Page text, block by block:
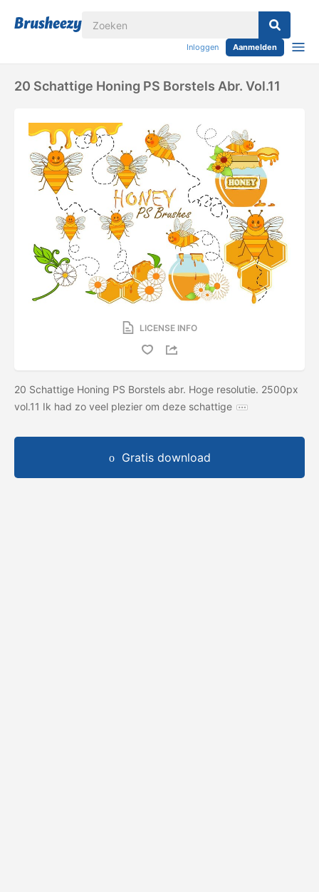
Inloggen Aanmelden
20 Schattige Honing PS Borstels Abr. Vol.11
LICENSE INFO
20 Schattige Honing PS Borstels abr. Hoge resolutie. 2500px
vol.11 Ik had zo veel plezier om deze schattige
Gratis download